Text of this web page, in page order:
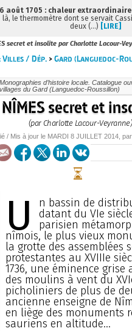
secret et insolite par Charlotte Lacour-
Villes / Dép. >Gard (Languedoc-
Monographies d’histoire locale. Catalogue
villages du Gard (Languedoc-Roussillon)
NÎMES secret et
(par Charlotte Lacour-Veyranne)
/ Mis à jour le MARDI 8 JUILLET 2014 ,
U
n bassin de
datant du VIe
parisien
nîmois, le plus vieux
la grotte des assemblées
protestantes au XVIIIe
1736, une éminence grise
des moulins à vent du
picholiniers de plus de
ancienne enseigne de
en liège des monuments
sauriens en altitude...
6 août 1705 : chaleur
là, le thermomètre dont se servait
deux (…) [LIRE]